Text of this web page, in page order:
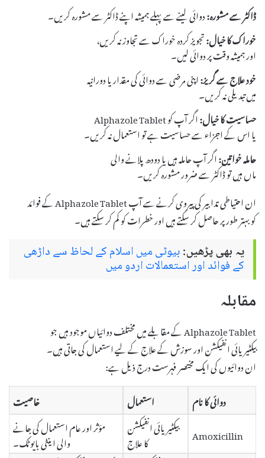
ڈاکٹر سے مشورہ:دوائی لینے سے پہلے ہمیشہ اپنے ڈاکٹر سے مشورہ کریں۔
خوراک کا خیال:تجویز کردہ خوراک سے تجاوز نہ کریں،
اور ہمیشہ وقت پر دوائی لیں۔
خود علاج سے گریز:اپنی مرضی سے دوائی کی مقدار یا دورانیہ
میں تبدیلی نہ کریں۔
حساسیت کا خیال:اگر آپ کو Alphazole Tablet
یا اس کے اجزاء سے حساسیت ہے تو استعمال نہ کریں۔
حاملہ خواتین:اگر آپ حاملہ ہیں یا دودھ پلانے والی
ماں ہیں تو ڈاکٹر سے ضرور مشورہ کریں۔
ان احتیاطی تدابیر کی پیروی کرنے سے آپ Alphazole Tablet کے فوائد
کو بہتر طور پر حاصل کر سکتے ہیں اور خطرات کو کم کر سکتے ہیں۔
یہ بھی پڑھیں:بیوٹی میں اسلام کے لحاظ سے داڑھی
کے فوائد اور استعمالات اردو میں
مقابلہ
Alphazole Tablet کے مقابلے میں مختلف دوائیاں موجود ہیں جو
بیکٹیریائی انفیکشن اور سوزش کے علاج کے لیے استعمال کی جاتی ہیں۔
ان دوائیوں کی ایک مختصر فہرست درج ذیل ہے:
دوائی کا نام
استعمال
خاصیت
Amoxicillin
بیکٹیریائی انفیکشن
کا علاج
مؤثر اور عام استعمال کی جانے
والی اینٹی بایوٹک۔